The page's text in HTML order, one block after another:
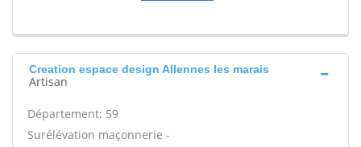
Creation espace design Allennes les marais
Artisan
Département: 59
Surélévation maçonnerie -